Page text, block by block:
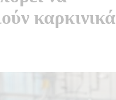
καρκινικά